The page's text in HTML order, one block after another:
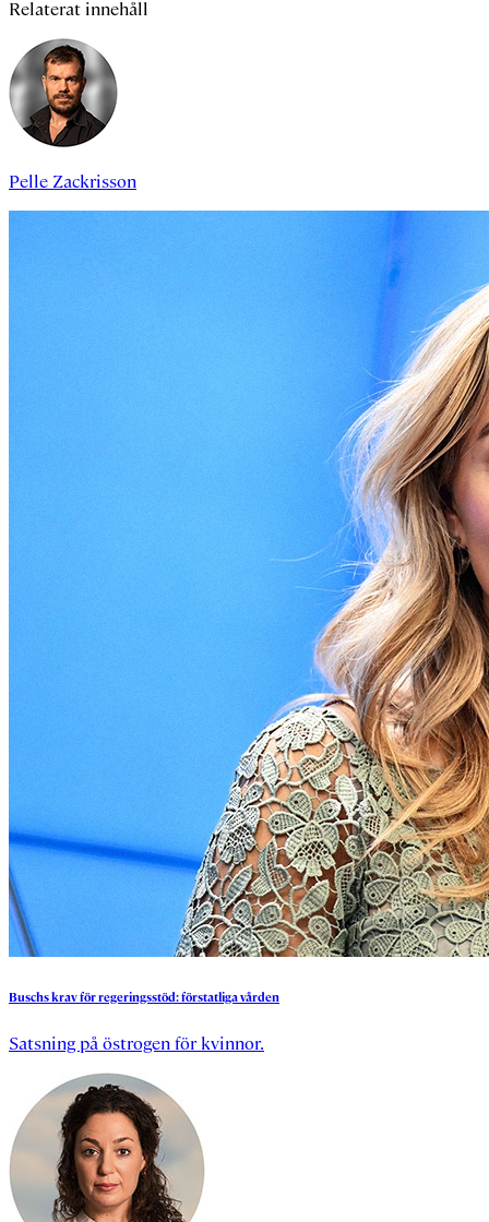
Relaterat innehåll
Pelle Zackrisson
Buschskravförregeringsstöd:förstatligavården
Satsning på östrogen för kvinnor.